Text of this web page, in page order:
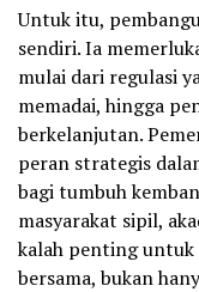
Untuk itu,
sendiri. Ia
mulai dari regulasi
memadai, hingga
berkelanjutan.
peran strategis
bagi tumbuh
masyarakat sipil,
kalah penting untuk
bersama, bukan